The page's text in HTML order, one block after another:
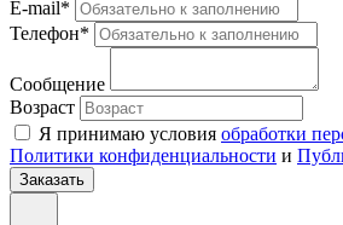
E-mail*
Телефон*
Сообщение
Возраст
Я принимаю условия обработки
Политики конфиденциальности и